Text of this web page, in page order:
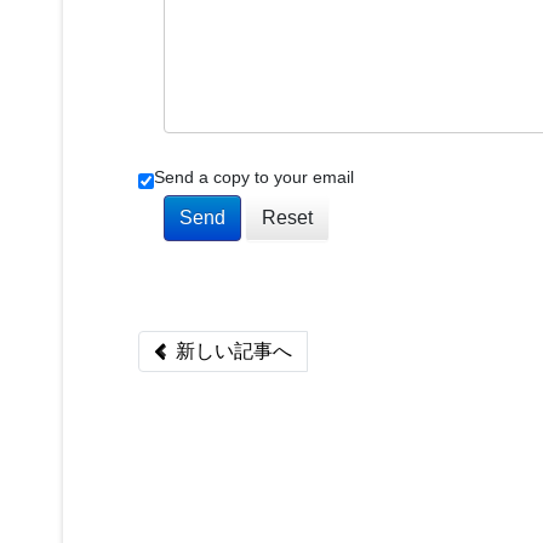
Send a copy to your email
Send Reset
Previous article: ページ印刷をしたいならば
新しい記事へ